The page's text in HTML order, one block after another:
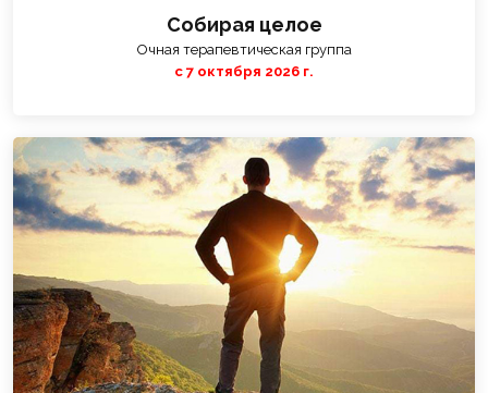
Собирая целое
Очная терапевтическая группа
с 7 октября 2026 г.